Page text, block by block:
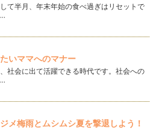
イデア☆子どものお祝いする気持ち
を家族で祝っていた娘たちは、祖
生日には…
招待状
ら、是非おすすめしたいのは招待
☆デコレーショングッズ
。 お子さまの卒入学（園）シーズ
て半月、年末年始の食べ過ぎはリセットで
いママへのマナー
社会に出て活躍できる時代です。社会への
メ梅雨とムシムシ夏を撃退しよう！